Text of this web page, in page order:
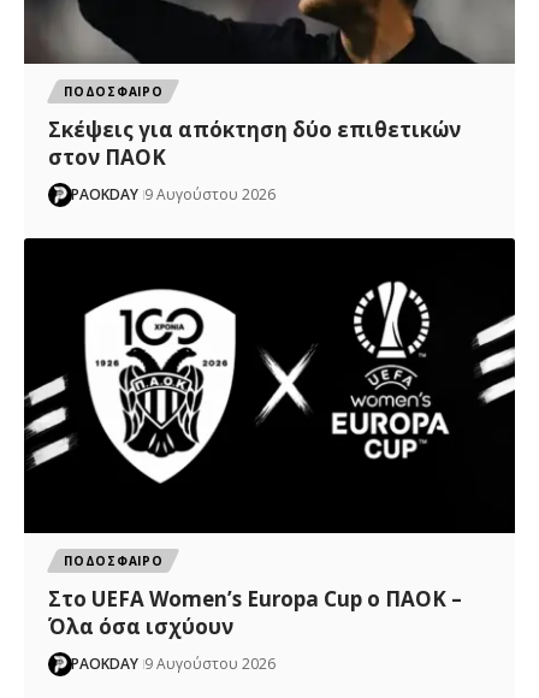
ΠΟΔΟΣΦΑΙΡΟ
Σκέψεις για απόκτηση δύο επιθετικών
στον ΠΑΟΚ
PAOKDAY 9 Αυγούστου 2026
ΠΟΔΟΣΦΑΙΡΟ
Στο UEFA Women’s Europa Cup ο ΠΑΟΚ –
Όλα όσα ισχύουν
PAOKDAY 9 Αυγούστου 2026